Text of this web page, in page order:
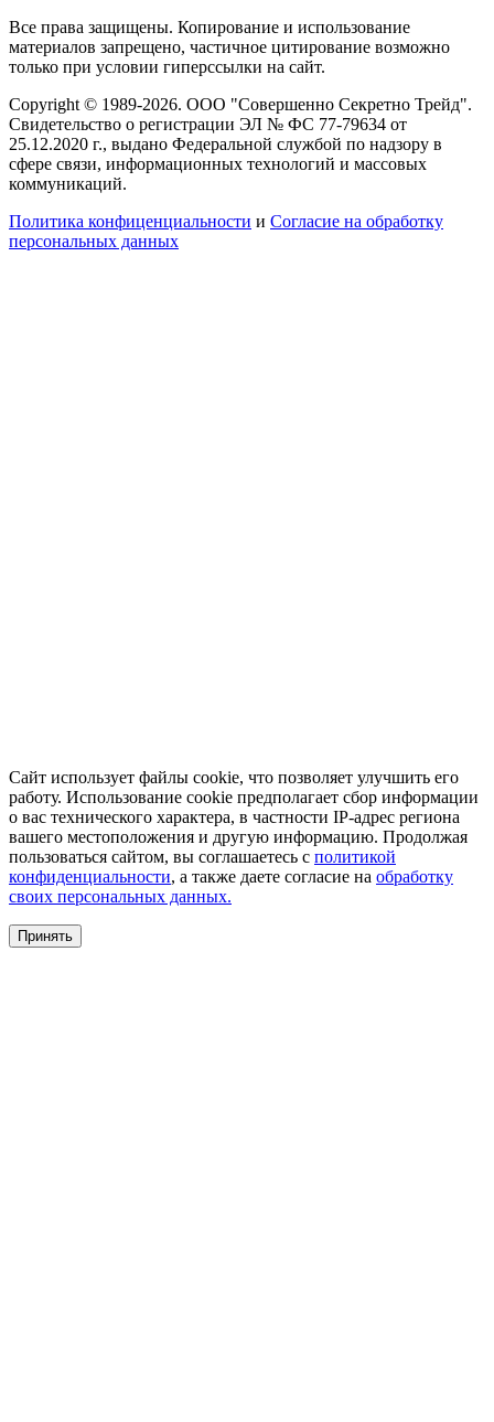
Все права защищены. Копирование и использование
материалов запрещено, частичное цитирование возможно
только при условии гиперссылки на сайт.
Copyright © 1989-2026. ООО "Совершенно Секретно Трейд".
Свидетельство о регистрации ЭЛ № ФС 77-79634 от
25.12.2020 г., выдано Федеральной службой по надзору в
сфере связи, информационных технологий и массовых
коммуникаций.
Политика конфиценциальности и Согласие на обработку
персональных данных
Сайт использует файлы cookie, что позволяет улучшить его
работу. Использование cookie предполагает сбор информации
о вас технического характера, в частности IP-адрес региона
вашего местоположения и другую информацию. Продолжая
пользоваться сайтом, вы соглашаетесь с политикой
конфиденциальности, а также даете согласие на обработку
своих персональных данных.
Принять